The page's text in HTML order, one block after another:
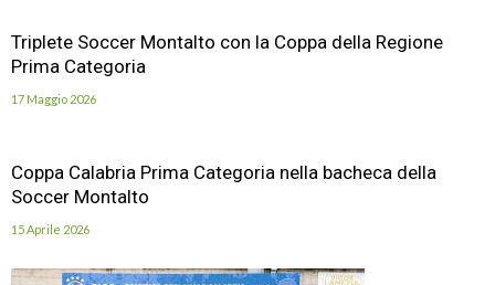
Triplete Soccer Montalto con la Coppa della Regione
Prima Categoria
17 Maggio 2026
Coppa Calabria Prima Categoria nella bacheca della
Soccer Montalto
15 Aprile 2026